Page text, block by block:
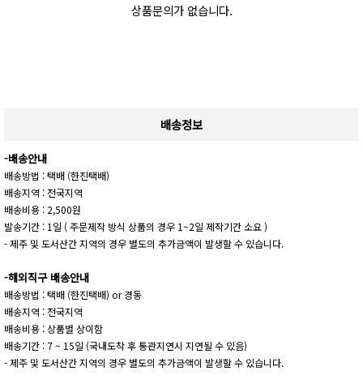
상품문의가 없습니다.
배송정보
-배송안내
배송방법 : 택배 (한진택배)
배송지역 : 전국지역
배송비용 : 2,500원
발송기간 : 1일 ( 주문제작 방식 상품의 경우 1~2일 제작기간 소요 )
- 제주 및 도서산간 지역의 경우 별도의 추가금액이 발생할 수 있습니다.
-해외직구 배송안내
배송방법 : 택배 (한진택배) or 경동
배송지역 : 전국지역
배송비용 : 상품별 상이함
배송기간 : 7 ~ 15일 (국내도착 후 통관지연시 지연될 수 있음)
- 제주 및 도서산간 지역의 경우 별도의 추가금액이 발생할 수 있습니다.